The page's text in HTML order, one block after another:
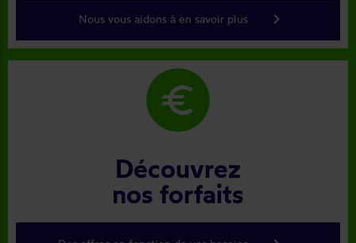
Nous vous aidons à en savoir plus keyboard_arrow_right
euro
Découvrez
nos forfaits